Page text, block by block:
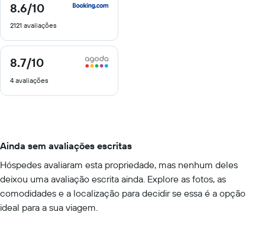
8.6/10
8.6
10
2121 avaliações
8.7/10
8.7
10
4 avaliações
Ainda sem avaliações escritas
Hóspedes avaliaram esta propriedade, mas nenhum deles
deixou uma avaliação escrita ainda. Explore as fotos, as
comodidades e a localização para decidir se essa é a opção
ideal para a sua viagem.